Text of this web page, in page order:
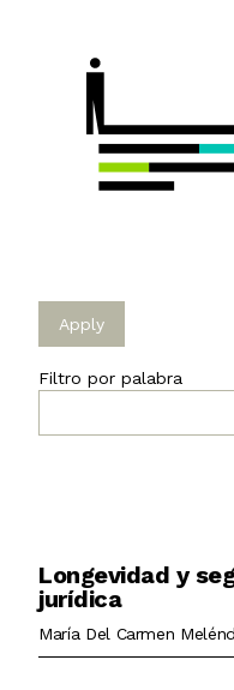
Filtro por palabra
Longevidad y
jurídica
María Del Carmen